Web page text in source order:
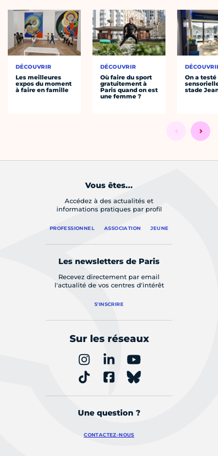
DÉCOUVRIR
Les meilleures
expos du moment
à faire en famille
DÉCOUVRIR
Où faire du sport
gratuitement à
Paris quand on est
une femme ?
On a
stade
Vous êtes...
Accédez à des actualités et
informations pratiques par profil
PROFESSIONNEL ASSOCIATION JEUNE
Les newsletters de Paris
Recevez directement par email
l'actualité de vos centres d'intérêt
S'INSCRIRE
Sur les réseaux
Une question ?
CONTACTEZ-NOUS